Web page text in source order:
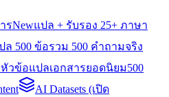
รNewแปล + รับรอง 25+ ภาษา
ล 500 ข้อรวม 500 คำถามจริง
หัวข้อแปลเอกสารยอดนิยม500
AI Datasets (เปิด